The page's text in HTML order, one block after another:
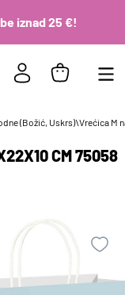
iznad 25 €!
(Božić, Uskrs)\Vrećica M
CM 75058